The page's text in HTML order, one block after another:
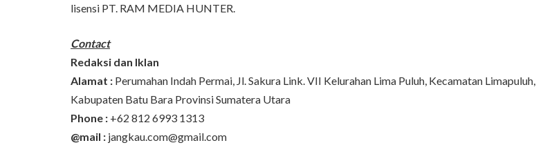
lisensi PT. RAM MEDIA HUNTER.
Contact
Redaksi dan Iklan
Alamat : Perumahan Indah Permai, Jl. Sakura Link. VII Kelurahan Lima Puluh, Kecamatan Limapuluh,
Kabupaten Batu Bara Provinsi Sumatera Utara
Phone : +62 812 6993 1313
@mail : jangkau.com@gmail.com